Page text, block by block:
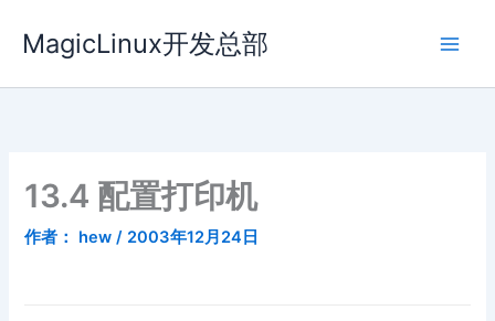
容
MagicLinux开发总部
13.4 配置打印机
作者： hew/ 2003年12月24日